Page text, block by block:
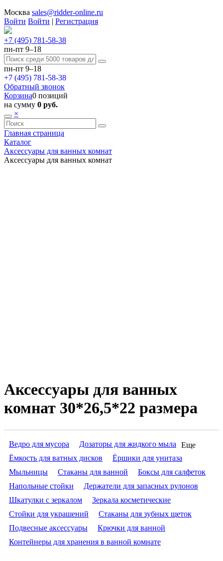
Москва sales@ridder-online.ru
Войти Войти | Регистрация
+7 (495) 781-58-38
пн-пт 9–18
пн-пт 9–18
+7 (495) 781-58-38
Обратный звонок
Корзина0 позиций
на сумму 0 руб.
×
Главная страница
Каталог
Аксессуары для ванных комнат
Аксессуары для ванных комнат
Аксессуары для ванных
комнат 30*26,5*22 размера
Ведро для мусора
Дозаторы для жидкого мыла
Ёмкость для ватных дисков
Ёршики для унитаза
Мыльницы
Стаканы для ванной
Боксы для салфеток
Напольные стойки
Держатели для запасных рулонов
Шкатулки с зеркалом
Зеркала косметические
Стойки для украшений
Стаканы для зубных щеток
Подвесные аксессуары
Крючки для ванной
Контейнеры для хранения в ванной комнате
Еще